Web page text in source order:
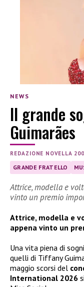
NEWS
Il grande
Guimarães
REDAZIONE NOVELLA
GRANDE FRATELLO
Attrice, modella e
vinto un premio
Attrice, modella e
appena vinto un
Una vita piena di
quelli di Tiffany
maggio scorsi del
International 2026